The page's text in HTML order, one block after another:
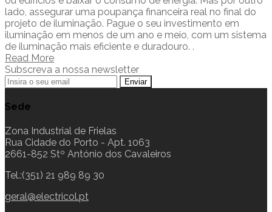
lado, assegurar uma poupança financeira real no final do
projeto de iluminação. Pague o seu investimento em
iluminação em menos de um ano e meio, com um sistema
de iluminação mais eficiente e duradouro. .
Read More
Subscreva a nossa newsletter
Sede
Zona Industrial de Frielas
Rua Cidade do Porto - Apt. 1063
2661-852 Stº António dos Cavaleiros
Tel.:(351) 21 989 89 30
geral@electricol.pt